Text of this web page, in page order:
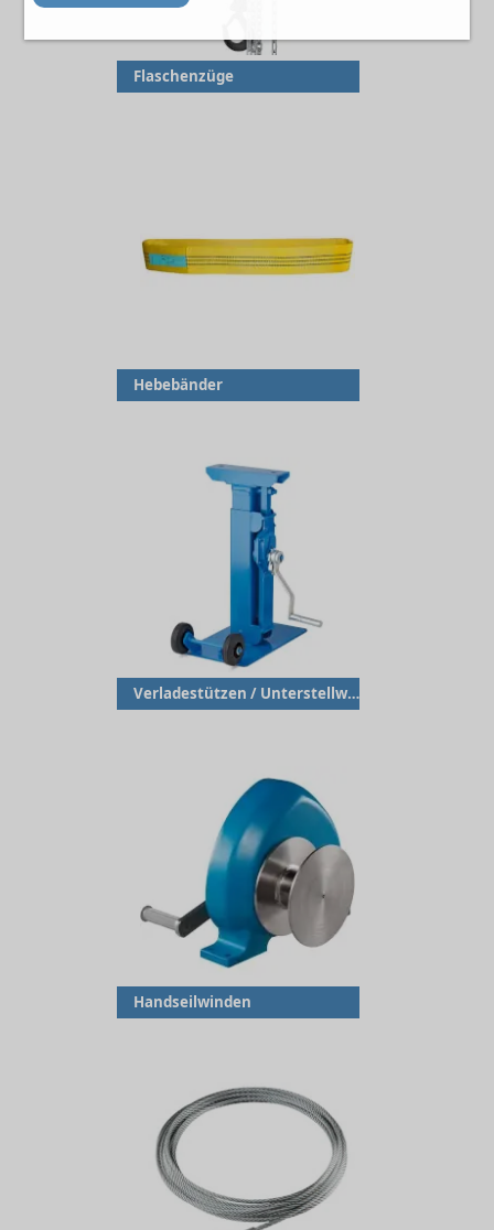
Flaschenzüge
Hebebänder
Verladestützen / Unterstellwinden / Karosserieheber
Handseilwinden